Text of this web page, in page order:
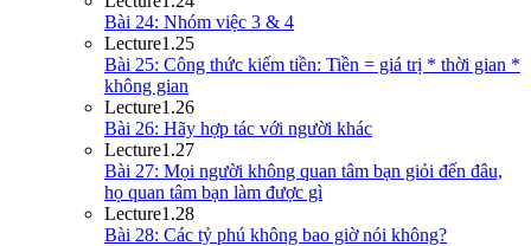
Bài 24: Nhóm việc 3 & 4
Lecture1.25
Bài 25: Công thức kiếm tiền: Tiền = giá trị * thời gian *
không gian
Lecture1.26
Bài 26: Hãy hợp tác với người khác
Lecture1.27
Bài 27: Mọi người không quan tâm bạn giỏi đến đâu,
họ quan tâm bạn làm được gì
Lecture1.28
Bài 28: Các tỷ phú không bao giờ nói không?